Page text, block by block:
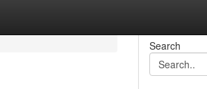
Search